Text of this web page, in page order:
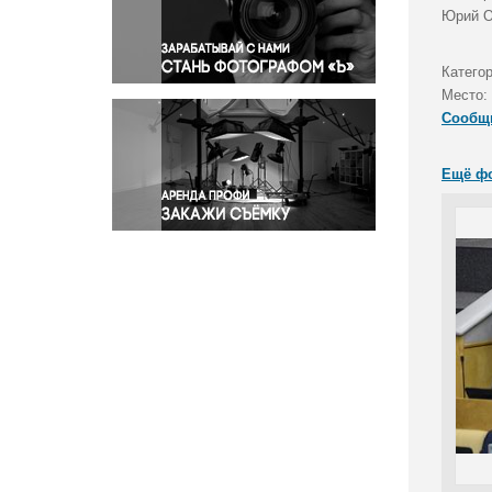
Правосудие
Происшествия и конфликты
Религия
Светская жизнь
Спорт
Экология
Экономика и бизнес
Юрий
Место:
Ещё